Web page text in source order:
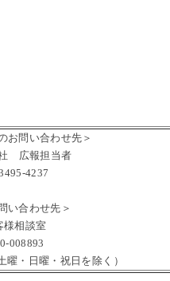
お問い合わせ先＞
広報担当者
4237
い合わせ先＞
お客様相談室
008893
・日曜・祝日を除く）